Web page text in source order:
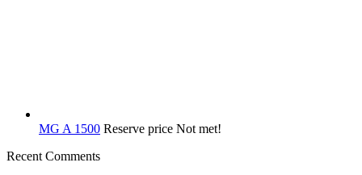
MG A 1500 Reserve price Not met!
Recent Comments